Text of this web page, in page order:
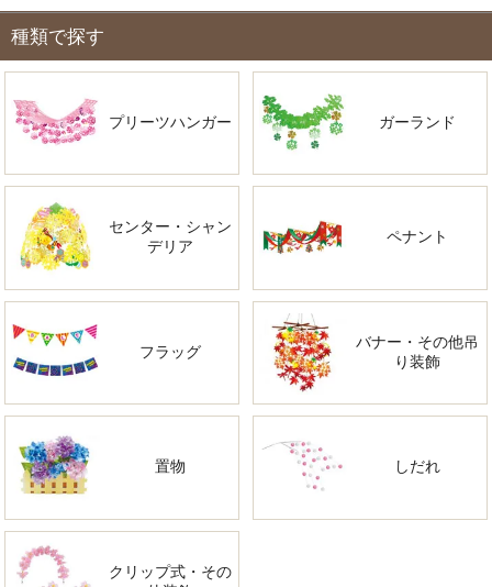
種類で探す
プリーツハンガー ガーランド
センター・シャン
デリア
ペナント
フラッグ
バナー・その他吊
り装飾
置物 しだれ
クリップ式・その